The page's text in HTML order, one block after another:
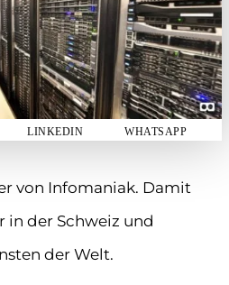
LINKEDIN WHATSAPP
von Infomaniak. Damit
in der Schweiz und
der Welt.